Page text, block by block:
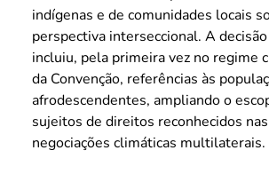
indígenas e de comunidades locais
perspectiva interseccional. A
incluiu, pela primeira vez no regime
da Convenção, referências às
afrodescendentes, ampliando o
sujeitos de direitos reconhecidos nas
negociações climáticas multilaterais.